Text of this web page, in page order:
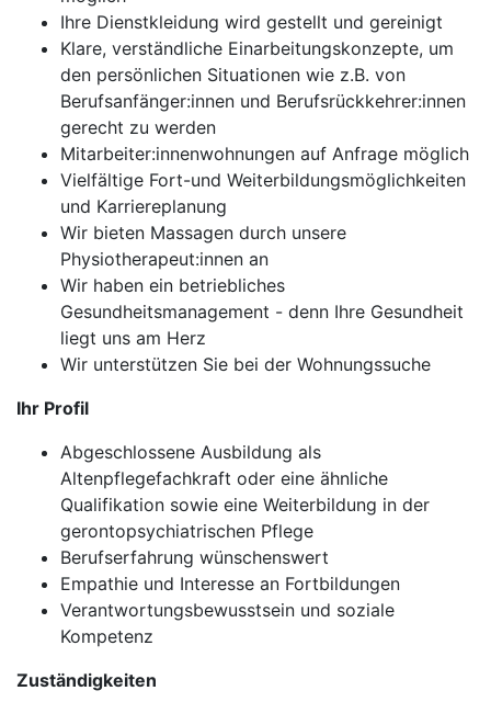
Ihre Dienstkleidung wird gestellt und gereinigt
Klare, verständliche Einarbeitungskonzepte, um
den persönlichen Situationen wie z.B. von
Berufsanfänger:innen und Berufsrückkehrer:innen
gerecht zu werden
Mitarbeiter:innenwohnungen auf Anfrage möglich
Vielfältige Fort-und Weiterbildungsmöglichkeiten
und Karriereplanung
Wir bieten Massagen durch unsere
Physiotherapeut:innen an
Wir haben ein betriebliches
Gesundheitsmanagement - denn Ihre Gesundheit
liegt uns am Herz
Wir unterstützen Sie bei der Wohnungssuche
Ihr Profil
Abgeschlossene Ausbildung als
Altenpflegefachkraft oder eine ähnliche
Qualifikation sowie eine Weiterbildung in der
gerontopsychiatrischen Pflege
Berufserfahrung wünschenswert
Empathie und Interesse an Fortbildungen
Verantwortungsbewusstsein und soziale
Kompetenz
Zuständigkeiten